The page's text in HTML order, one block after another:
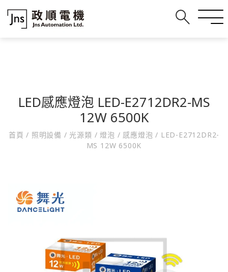
LED感應燈泡 LED-E2712DR2-MS
12W 6500K
首頁/ 照明設備 / 光源類 / 燈泡 / 感應燈泡/ LED-E2712DR2-
MS 12W 6500K